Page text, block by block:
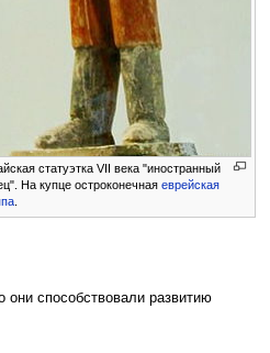
статуэтка VII века "иностранный
На купце остроконечнаяеврейская
они способствовали развитию